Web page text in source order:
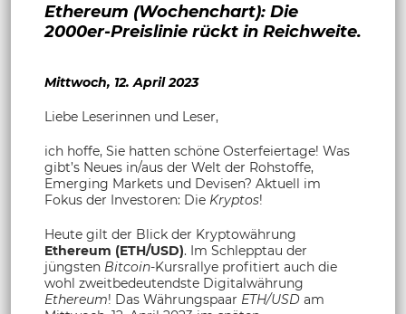
Ethereum (Wochenchart): Die
2000er-Preislinie rückt in Reichweite.
Mittwoch, 12. April 2023
Liebe Leserinnen und Leser,
ich hoffe, Sie hatten schöne Osterfeiertage! Was
gibt’s Neues in/aus der Welt der Rohstoffe,
Emerging Markets und Devisen? Aktuell im
Fokus der Investoren: Die Kryptos!
Heute gilt der Blick der Kryptowährung
Ethereum (ETH/USD). Im Schlepptau der
jüngsten Bitcoin-Kursrallye profitiert auch die
wohl zweitbedeutendste Digitalwährung
Ethereum! Das Währungspaar ETH/USD am